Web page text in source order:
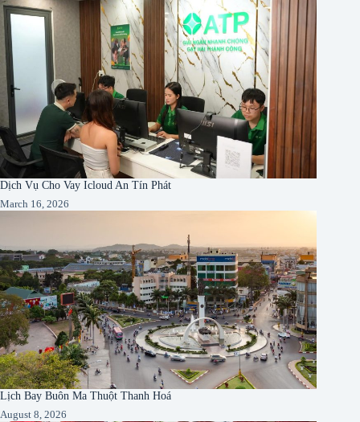
Dịch Vụ Cho Vay Icloud An Tín Phát
March 16, 2026
Lịch Bay Buôn Ma Thuột Thanh Hoá
August 8, 2026